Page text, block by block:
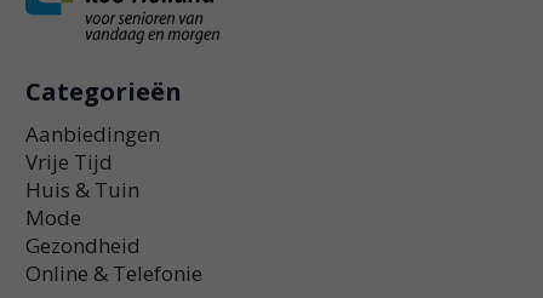
Categorieën
Aanbiedingen
Vrije Tijd
Huis & Tuin
Mode
Gezondheid
Online & Telefonie